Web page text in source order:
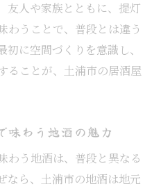
友人や家族とともに、提灯
わうことで、普段とは違う
に空間づくりを意識し、
ることが、土浦市の居酒屋
味わう地酒の魅力
わう地酒は、普段と異なる
なら、土浦市の地酒は地元